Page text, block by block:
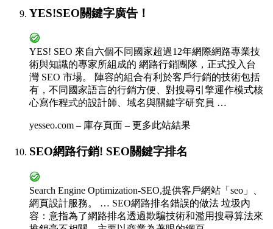
YES!SEO關鍵字廣告！
YES! SEO 來自六個不同國家超過12年網際網路專業技
術與知識的專家所組成的 網路行銷團隊，正式投入台
灣 SEO 市場。 陣容的組合有利於客戶行銷的技術包括
有，不同國家語言的行銷方便、對搜尋引擎運作模式核
心寫作程式的設計師、域名與關鍵字研究員 …
yesseo.com – 庫存頁面 – 更多此站結果
SEO網路行銷! SEO關鍵字排名
Search Engine Optimization-SEO,提供客戶網站「seo」、
網頁設計服務。 … SEO網路排名錯誤的做法 垃圾內
容：意指為了網路排名透過欺騙技術和濫用搜尋算法來